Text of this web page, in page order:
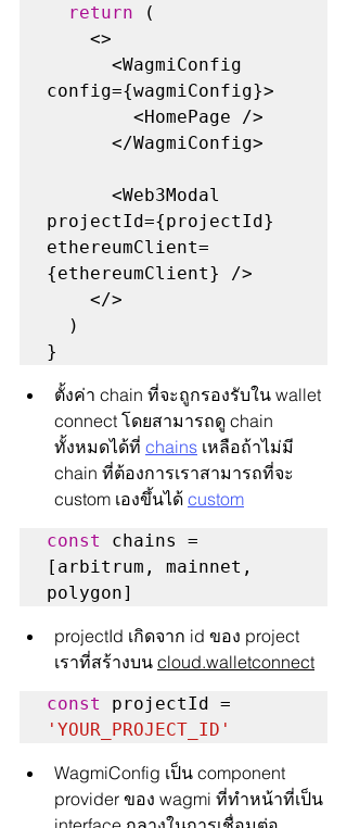
return (
config={wagmiConfig}>
projectId={projectId}
ethereumClient=
{ethereumClient} />
}
ตั้งค่า chain ที่จะถูกรองรับใน wallet
connect โดยสามารถดู chain
ทั้งหมดได้ที่ chains เหลือถ้าไม่มี
chain ที่ต้องการเราสามารถที่จะ
custom เองขึ้นได้ custom
const
chains =
[arbitrum, mainnet,
polygon]
projectId เกิดจาก id ของ project
เราที่สร้างบน cloud.walletconnect
const
'YOUR_PROJECT_ID'
WagmiConfig เป็น component
provider ของ wagmi ที่ทำหน้าที่เป็น